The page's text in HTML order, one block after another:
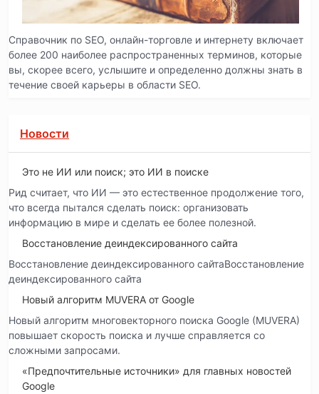
Справочник по SEO, онлайн-торговле и интернету включает
более 200 наиболее распространенных терминов, которые
вы, скорее всего, услышите и определенно должны знать в
течение своей карьеры в области SEO.
Новости
Это не ИИ или поиск; это ИИ в поиске
Рид считает, что ИИ — это естественное продолжение того,
что всегда пытался сделать поиск: организовать
информацию в мире и сделать ее более полезной.
Восстановление деиндексированного сайта
Восстановление деиндексированного сайтаВосстановление
деиндексированного сайта
Новый алгоритм MUVERA от Google
Новый алгоритм многовекторного поиска Google (MUVERA)
повышает скорость поиска и лучше справляется со
сложными запросами.
«Предпочтительные источники» для главных новостей
Google